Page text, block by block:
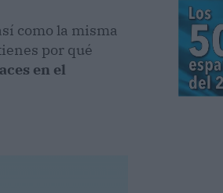
como la misma
por qué
en el